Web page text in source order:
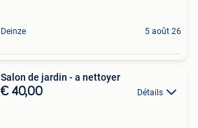
Deinze 5 août 26
Salon de jardin - a nettoyer
€ 40,00 Détails